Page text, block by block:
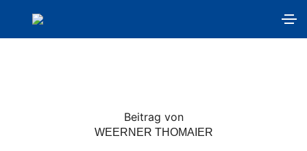
Seegefrörne 2016
Beitrag von
WEERNER THOMAIER